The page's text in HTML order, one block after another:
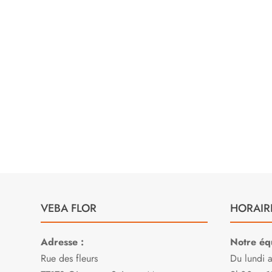
et à
VEBA FLOR
Adresse :
Rue des fleurs
Notre
Du lundi